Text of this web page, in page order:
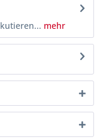
mehr